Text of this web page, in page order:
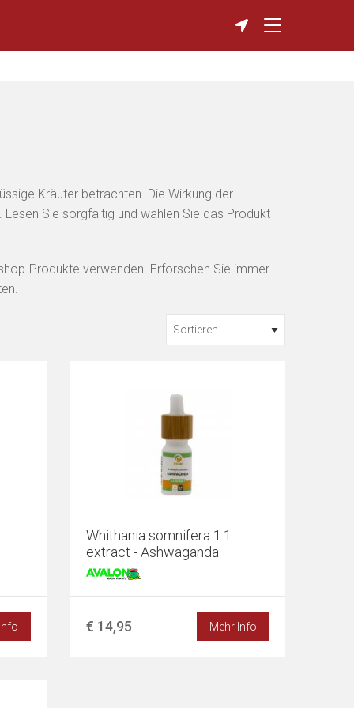
Kräuter betrachten. Die Wirkung der
Sie sorgfältig und wählen Sie das Produkt
Produkte verwenden. Erforschen Sie immer
Whithania somnifera 1:1
extract - Ashwaganda
€ 14,95 Mehr Info